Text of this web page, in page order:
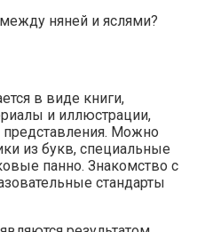
няней и яслями?
в виде книги,
и иллюстрации,
Можно
из букв, специальные
панно. Знакомство с
стандарты